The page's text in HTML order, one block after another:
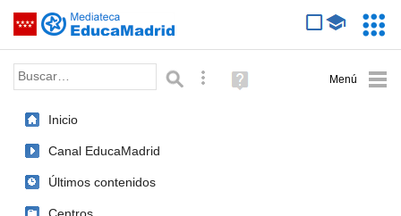
Saltar navegación
Palabra o frase: Búsqueda avanzada
Ayuda
(en
Inicio
Canal EducaMadrid
Últimos contenidos
Centros